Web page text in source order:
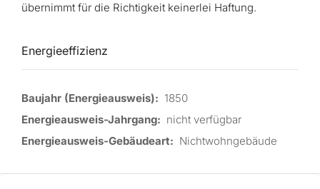
übernimmt für die Richtigkeit keinerlei Haftung.
Energieeffizienz
Baujahr (Energieausweis): 1850
Energieausweis-Jahrgang: nicht verfügbar
Energieausweis-Gebäudeart: Nichtwohngebäude